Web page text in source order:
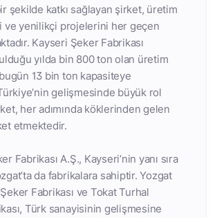
şekilde katkı sağlayan şirket, üretim
ve yenilikçi projelerini her geçen
Kayseri Şeker Fabrikası
yılda bin 800 ton olan üretim
13 bin ton kapasiteye
gelişmesinde büyük rol
her adımında köklerinden gelen
etmektedir.
Fabrikası A.Ş., Kayseri’nin yanı sıra
da fabrikalara sahiptir. Yozgat
Fabrikası ve Tokat Turhal
Türk sanayisinin gelişmesine